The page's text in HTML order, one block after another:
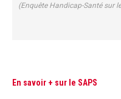
(Enquête Handicap-Santé sur
En savoir + sur le SAPS